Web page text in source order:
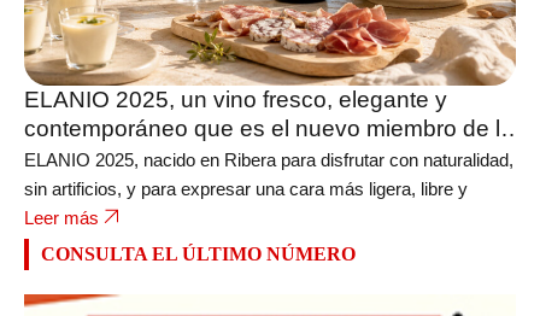
ELANIO 2025, un vino fresco, elegante y
contemporáneo que es el nuevo miembro de la
bodega FERRATUS
ELANIO 2025, nacido en Ribera para disfrutar con naturalidad,
sin artificios, y para expresar una cara más ligera, libre y
Leer más
CONSULTA EL ÚLTIMO NÚMERO